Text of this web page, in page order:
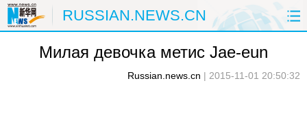
RUSSIAN.NEWS.CN
ГЛАВНАЯ КИТАЙ РФ И СНГ
Милая девочка метис Jae-eun
Russian.news.cn | 2015-11-01 20:50:32